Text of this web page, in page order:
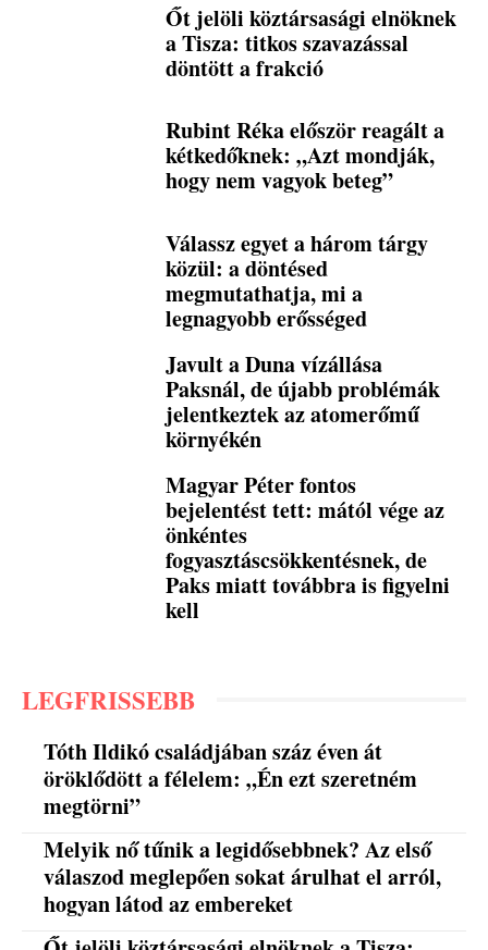
Őt jelöli köztársasági elnöknek
a Tisza: titkos szavazással
döntött a frakció
Rubint Réka először reagált a
kétkedőknek: „Azt mondják,
hogy nem vagyok beteg”
Válassz egyet a három tárgy
közül: a döntésed
megmutathatja, mi a
legnagyobb erősséged
Javult a Duna vízállása
Paksnál, de újabb problémák
jelentkeztek az atomerőmű
környékén
Magyar Péter fontos
bejelentést tett: mától vége az
önkéntes
fogyasztáscsökkentésnek, de
Paks miatt továbbra is figyelni
kell
LEGFRISSEBB
Tóth Ildikó családjában száz éven át
öröklődött a félelem: „Én ezt szeretném
megtörni”
Melyik nő tűnik a legidősebbnek? Az első
válaszod meglepően sokat árulhat el arról,
hogyan látod az embereket